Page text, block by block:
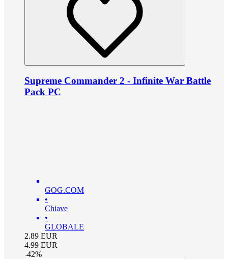
Supreme Commander 2 - Infinite War Battle
Pack PC
GOG.COM
•
Chiave
•
GLOBALE
2.89 EUR
4.99 EUR
-42%